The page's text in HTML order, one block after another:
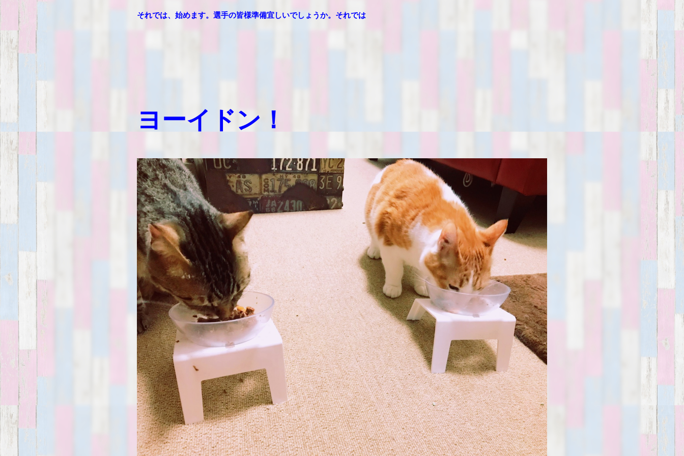
それでは、始めます。選手の皆様準備宜しいでしょうか。それでは
ヨーイドン！